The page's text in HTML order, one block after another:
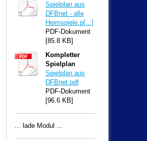
Spielplan aus
DFBnet - alle
Heimspiele.p[...]
PDF-Dokument
[85.8 KB]
Kompletter
Spielplan
Spielplan aus
DFBnet.pdf
PDF-Dokument
[96.6 KB]
... lade Modul ...